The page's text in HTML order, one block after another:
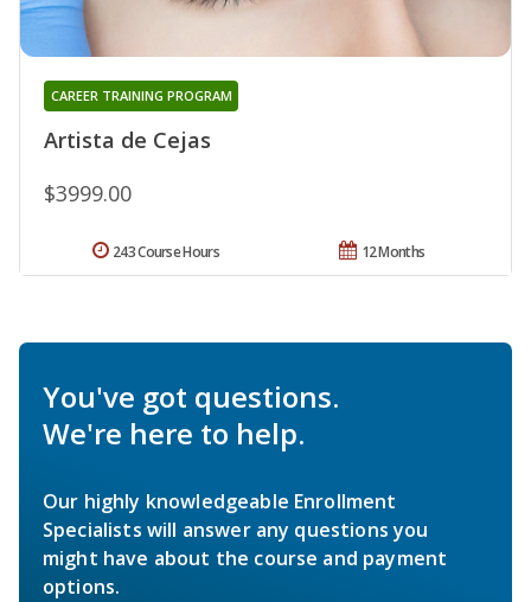
Artista de Cejas
CAREER TRAINING PROGRAM
$3999.00
12 Months
243 Course Hours
You've got questions.
We're here to help.
Our highly knowledgeable Enrollment
Specialists will answer any questions you
might have about the course and payment
options.